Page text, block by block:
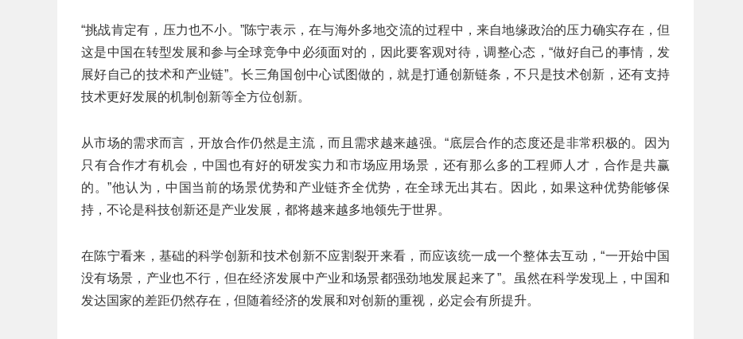
“挑战肯定有，压力也不小。”陈宁表示，在与海外多地交流的过程中，来自地缘政治的压力确实存在，但
这是中国在转型发展和参与全球竞争中必须面对的，因此要客观对待，调整心态，“做好自己的事情，发
展好自己的技术和产业链”。长三角国创中心试图做的，就是打通创新链条，不只是技术创新，还有支持
技术更好发展的机制创新等全方位创新。
从市场的需求而言，开放合作仍然是主流，而且需求越来越强。“底层合作的态度还是非常积极的。因为
只有合作才有机会，中国也有好的研发实力和市场应用场景，还有那么多的工程师人才，合作是共赢
的。”他认为，中国当前的场景优势和产业链齐全优势，在全球无出其右。因此，如果这种优势能够保
持，不论是科技创新还是产业发展，都将越来越多地领先于世界。
在陈宁看来，基础的科学创新和技术创新不应割裂开来看，而应该统一成一个整体去互动，“一开始中国
没有场景，产业也不行，但在经济发展中产业和场景都强劲地发展起来了”。虽然在科学发现上，中国和
发达国家的差距仍然存在，但随着经济的发展和对创新的重视，必定会有所提升。